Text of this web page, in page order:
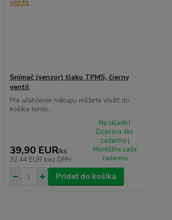
Snímač (senzor) tlaku TPMS, čierny
ventil
Pre uľahčenie nákupu môžete vložiť do
košíka tento...
39,90 EUR/ks
32,44 EUR bez DPH
Na sklade |
Doprava 4ks
zadarmo |
Montážna sada
zadarmo
Pridať do košíka